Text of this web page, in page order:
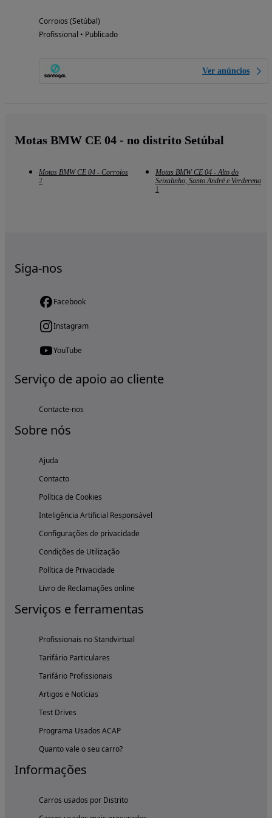
Corroios (Setúbal)
Profissional • Publicado
Ver anúncios
Motas BMW CE 04 - no distrito Setúbal
Motas BMW CE 04 - Corroios
2
Motas BMW CE 04 - Alto do
Seixalinho, Santo André e Verderena
1
Siga-nos
Facebook
Instagram
YouTube
Serviço de apoio ao cliente
Contacte-nos
Sobre nós
Ajuda
Contacto
Política de Cookies
Inteligência Artificial Responsável
Configurações de privacidade
Condições de Utilização
Política de Privacidade
Livro de Reclamações online
Serviços e ferramentas
Profissionais no Standvirtual
Tarifário Particulares
Tarifário Profissionais
Artigos e Notícias
Test Drives
Programa Usados ACAP
Quanto vale o seu carro?
Informações
Carros usados por Distrito